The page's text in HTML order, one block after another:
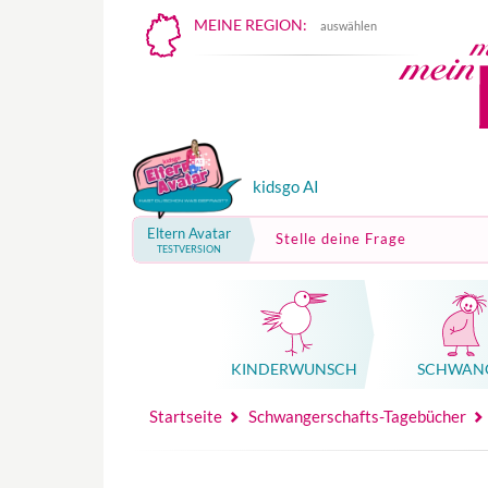
MEINE REGION: auswählen
kidsgo AI
Eltern Avatar
TESTVERSION
Stelle deine Frage
KINDER­WUNSCH
Startseite Schwangerschafts-Tagebücher